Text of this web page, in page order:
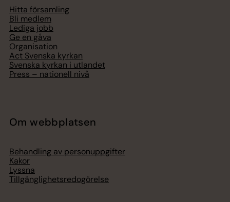
Hitta församling
Bli medlem
Lediga jobb
Ge en gåva
Organisation
Act Svenska kyrkan
Svenska kyrkan i utlandet
Press – nationell nivå
Om webbplatsen
Behandling av personuppgifter
Kakor
Lyssna
Tillgänglighetsredogörelse